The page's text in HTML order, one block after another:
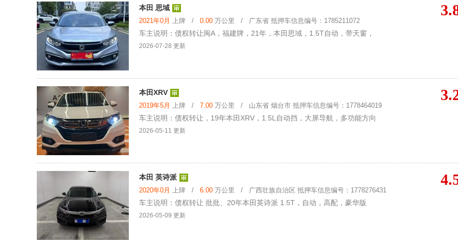
本田 思域
2021年0月 上牌 / 0.00 万公里 / 广东省 抵押车信息编号：1785211072
车主说明：债权转让闽A，福建牌，21年，本田思域，1.5T自动，带天窗，
2026-07-28 更新
本田XRV
2019年5月 上牌 / 7.00 万公里 / 山东省 烟台市 抵押车信息编号：1778464019
车主说明：债权转让，19年本田XRV，1.5L自动挡，大屏导航，多功能方向
2026-05-11 更新
本田 英诗派
2020年0月 上牌 / 6.00 万公里 / 广西壮族自治区 抵押车信息编号：1778276431
车主说明：债权转让 批批、20年本田英诗派 1.5T，自动，高配，豪华版
2026-05-09 更新